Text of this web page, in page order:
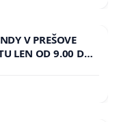
V PREŠOVE
LEN OD 9.00 DO
CIEĽ 8.00 – 18.00